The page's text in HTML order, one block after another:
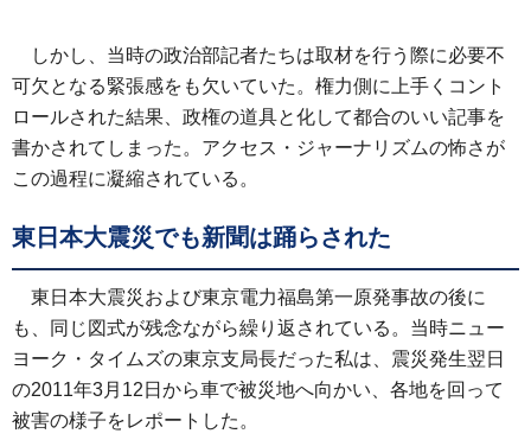
しかし、当時の政治部記者たちは取材を行う際に必要不
可欠となる緊張感をも欠いていた。権力側に上手くコント
ロールされた結果、政権の道具と化して都合のいい記事を
書かされてしまった。アクセス・ジャーナリズムの怖さが
この過程に凝縮されている。
東日本大震災でも新聞は踊らされた
東日本大震災および東京電力福島第一原発事故の後に
も、同じ図式が残念ながら繰り返されている。当時ニュー
ヨーク・タイムズの東京支局長だった私は、震災発生翌日
の2011年3月12日から車で被災地へ向かい、各地を回って
被害の様子をレポートした。